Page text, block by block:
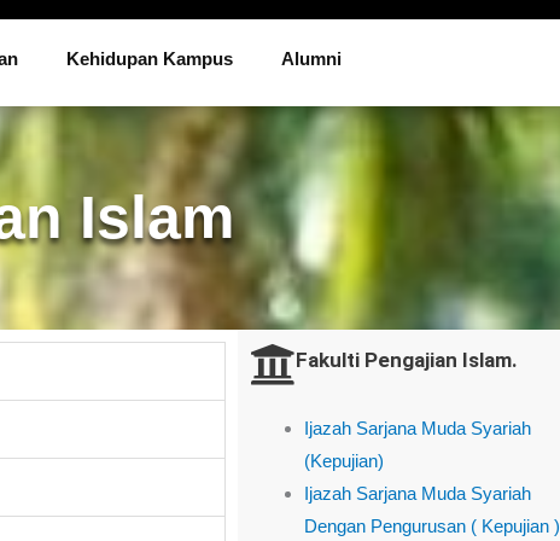
Kehidupan Kampus Alumni
Islam
Fakulti Pengajian Islam.
Ijazah Sarjana Muda Syariah
(Kepujian)
Ijazah Sarjana Muda Syariah
Dengan Pengurusan ( Kepujian )